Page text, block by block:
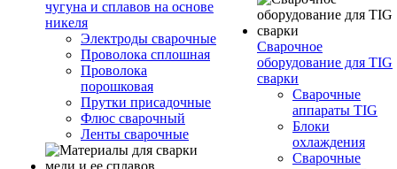
чугуна и сплавов на основе
никеля
Электроды сварочные
Проволока сплошная
Проволока
порошковая
Прутки присадочные
Флюс сварочный
Ленты сварочные
Сварочное
оборудование для TIG
сварки
Сварочные
аппараты TIG
Блоки
охлаждения
Сварочные